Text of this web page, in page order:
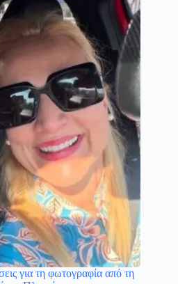
για τη φωτογραφία από τη